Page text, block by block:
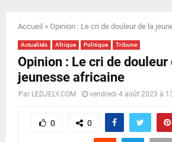
N
U
Accueil » Opinion : Le cri de douleur de la
Actualités Afrique Politique Tribune
Opinion : Le cri de douleur
jeunesse africaine
Par LEDJELY.COM vendredi 4 août 2023 à
0 0